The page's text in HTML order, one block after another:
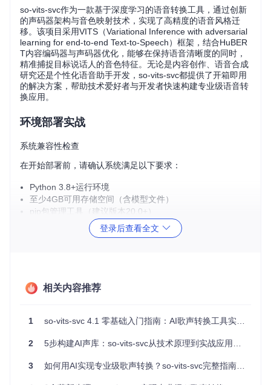
so-vits-svc作为一款基于深度学习的语音转换工具，通过创新
的声码器架构与音色映射技术，实现了高精度的语音风格迁
移。该项目采用VITS（Variational Inference with adversarial
learning for end-to-end Text-to-Speech）框架，结合HuBER
T内容编码器与声码器优化，能够在保持语音清晰度的同时，
精准捕捉目标说话人的音色特征。无论是内容创作、语音合成
研究还是个性化语音助手开发，so-vits-svc都提供了开箱即用
的解决方案，帮助技术爱好者与开发者快速构建专业级语音转
换应用。
环境部署实战
系统兼容性检查
在开始部署前，请确认系统满足以下要求：
Python 3.8+运行环境
至少4GB可用存储空间（含模型文件）
pip包管理工具（建议版本20.0+）
项目获取与依赖配置
首先通过Git获取项目源码：
cd
so-vits-svc
📌 注意：若遇到PySoundFile相关依赖冲突，可执行以下
登录后查看全文
相关内容推荐
1 so-vits-svc 4.1 零基础入门指南：AI歌声转换工具实战应用
2 5步构建AI声库：so-vits-svc从技术原理到实战应用的完整指南
3 如何用AI实现专业级歌声转换？so-vits-svc完整指南：从入门到虚拟歌手创作